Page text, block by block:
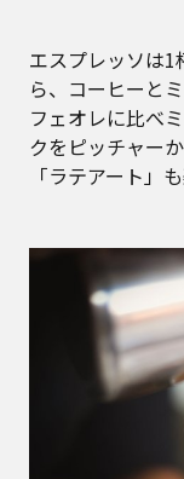
エスプレッソは
ら、コーヒーと
フェオレに比べ
クをピッチャー
「ラテアート」